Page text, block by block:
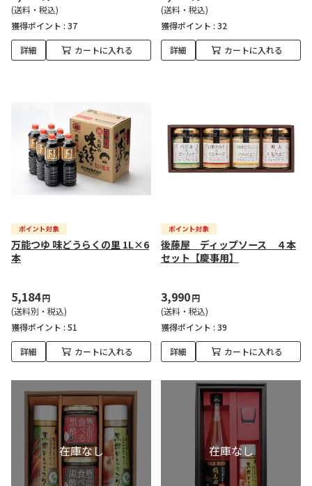
(送料・税込)
獲得ポイント : 37
詳細 カートに入れる
(送料・税込)
獲得ポイント : 32
詳細 カートに入れる
万能つゆ 味どうらくの里 1L×6
本
5,184円
(送料別・税込)
獲得ポイント : 51
詳細 カートに入れる
後藤屋 ディップソース ４本
セット【慶事用】
3,990円
(送料・税込)
獲得ポイント : 39
詳細 カートに入れる